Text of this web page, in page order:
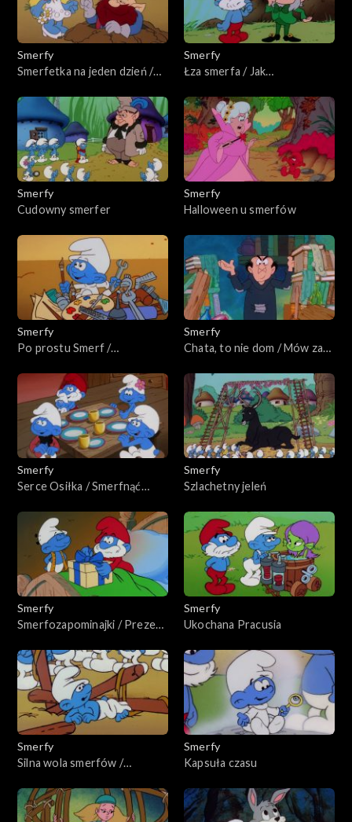
Smerfy
Smerfetka na jeden dzień /
Smerfy
Łza smerfa / Jak
Smerfy
Cudowny smerfer
Smerfy
Halloween u smerfów
Smerfy
Po prostu Smerf /
Smerfy
Chata, to nie dom / Mów za
Smerfy
Serce Osiłka / Smerfnąć
Smerfy
Szlachetny jeleń
Smerfy
Smerfozapominajki / Prezent
Smerfy
Ukochana Pracusia
Smerfy
Silna wola smerfów /
Smerfy
Kapsuła czasu